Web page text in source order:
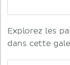
Explorez les
dans cette